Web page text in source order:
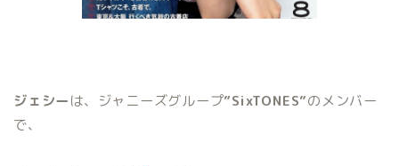
ジェシーは、ジャニーズグループ”SixTONES”のメンバー
で、